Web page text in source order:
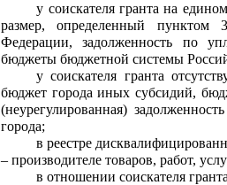
у соискателя гранта на
размер, определенный пунктом
Федерации, задолженность по
бюджеты бюджетной системы
у соискателя гранта
бюджет города иных субсидий,
(неурегулированная)
города;
в реестре
– производителе товаров, работ,
в отношении соискателя